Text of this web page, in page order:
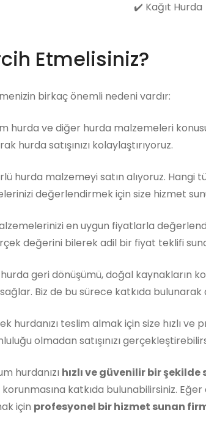
✔️ Kağıt Hurda
Etmelisiniz?
birkaç önemli nedeni vardır:
hurda ve diğer hurda malzemeleri
hurda satışınızı kolaylaştırıyoruz.
hurda malzemeyi satın alıyoruz. Hangi
değerlendirmek için size hizmet
en uygun fiyatlarla
değerini bilerek adil bir fiyat teklifi
geri dönüşümü, doğal kaynakların
Biz de bu sürece katkıda bulunarak
hurdanızı teslim almak için size hızlı ve
olmadan satışınızı
hurdanızı hızlı ve güvenilir bir
katkıda bulunabilirsiniz.
için profesyonel bir hizmet sunan